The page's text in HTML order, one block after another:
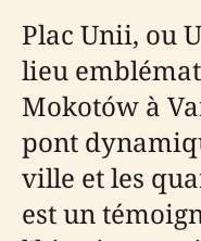
Plac Unii, ou
lieu
Mokotów à
pont
ville et les
est un